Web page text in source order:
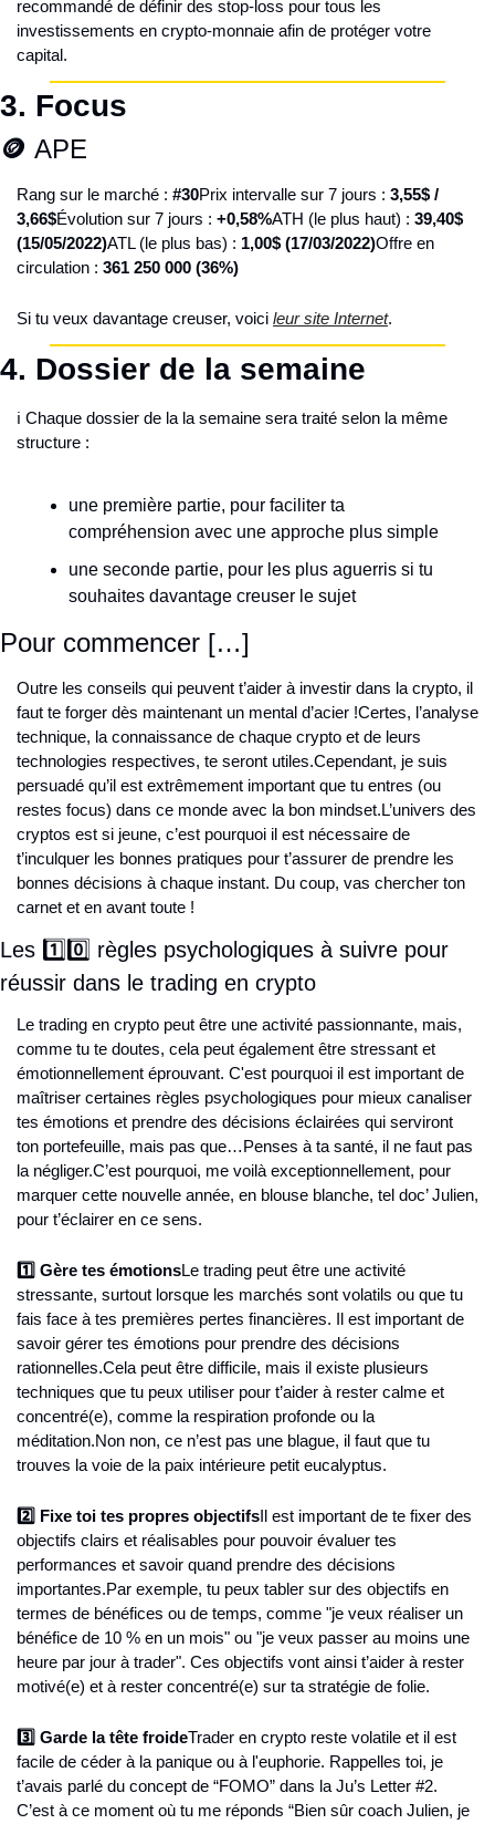
recommandé de définir des stop-loss pour tous les
investissements en crypto-monnaie afin de protéger votre
capital.
3. Focus
🪙 APE
Rang sur le marché : #30Prix intervalle sur 7 jours : 3,55$ /
3,66$Évolution sur 7 jours : +0,58%ATH (le plus haut) : 39,40$
(15/05/2022)ATL (le plus bas) : 1,00$ (17/03/2022)Offre en
circulation : 361 250 000 (36%)
Si tu veux davantage creuser, voici leur site Internet.
4. Dossier de la semaine
ℹ️ Chaque dossier de la la semaine sera traité selon la même
structure :
une première partie, pour faciliter ta
compréhension avec une approche plus simple
une seconde partie, pour les plus aguerris si tu
souhaites davantage creuser le sujet
Pour commencer […]
Outre les conseils qui peuvent t’aider à investir dans la crypto, il
faut te forger dès maintenant un mental d’acier !Certes, l’analyse
technique, la connaissance de chaque crypto et de leurs
technologies respectives, te seront utiles.Cependant, je suis
persuadé qu’il est extrêmement important que tu entres (ou
restes focus) dans ce monde avec la bon mindset.L’univers des
cryptos est si jeune, c’est pourquoi il est nécessaire de
t’inculquer les bonnes pratiques pour t’assurer de prendre les
bonnes décisions à chaque instant. Du coup, vas chercher ton
carnet et en avant toute !
Les 1️⃣0️⃣ règles psychologiques à suivre pour
réussir dans le trading en crypto
Le trading en crypto peut être une activité passionnante, mais,
comme tu te doutes, cela peut également être stressant et
émotionnellement éprouvant. C'est pourquoi il est important de
maîtriser certaines règles psychologiques pour mieux canaliser
tes émotions et prendre des décisions éclairées qui serviront
ton portefeuille, mais pas que…Penses à ta santé, il ne faut pas
la négliger.C’est pourquoi, me voilà exceptionnellement, pour
marquer cette nouvelle année, en blouse blanche, tel doc’ Julien,
pour t’éclairer en ce sens.
1️⃣ Gère tes émotionsLe trading peut être une activité
stressante, surtout lorsque les marchés sont volatils ou que tu
fais face à tes premières pertes financières. Il est important de
savoir gérer tes émotions pour prendre des décisions
rationnelles.Cela peut être difficile, mais il existe plusieurs
techniques que tu peux utiliser pour t’aider à rester calme et
concentré(e), comme la respiration profonde ou la
méditation.Non non, ce n’est pas une blague, il faut que tu
trouves la voie de la paix intérieure petit eucalyptus.
2️⃣ Fixe toi tes propres objectifsIl est important de te fixer des
objectifs clairs et réalisables pour pouvoir évaluer tes
performances et savoir quand prendre des décisions
importantes.Par exemple, tu peux tabler sur des objectifs en
termes de bénéfices ou de temps, comme "je veux réaliser un
bénéfice de 10 % en un mois" ou "je veux passer au moins une
heure par jour à trader". Ces objectifs vont ainsi t’aider à rester
motivé(e) et à rester concentré(e) sur ta stratégie de folie.
3️⃣ Garde la tête froideTrader en crypto reste volatile et il est
facile de céder à la panique ou à l'euphorie. Rappelles toi, je
t’avais parlé du concept de “FOMO” dans la Ju’s Letter #2.
C’est à ce moment où tu me réponds “Bien sûr coach Julien, je